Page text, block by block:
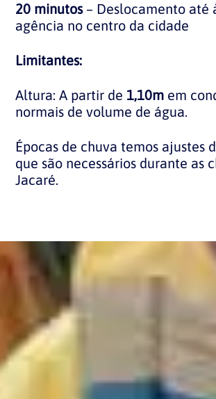
20 minutos– Deslocamento até
agência no centro da cidade
Limitantes:
Altura: A partir de 1,10m em
normais de volume de água.
Épocas de chuva temos ajustes
que são necessários durante as
Jacaré.